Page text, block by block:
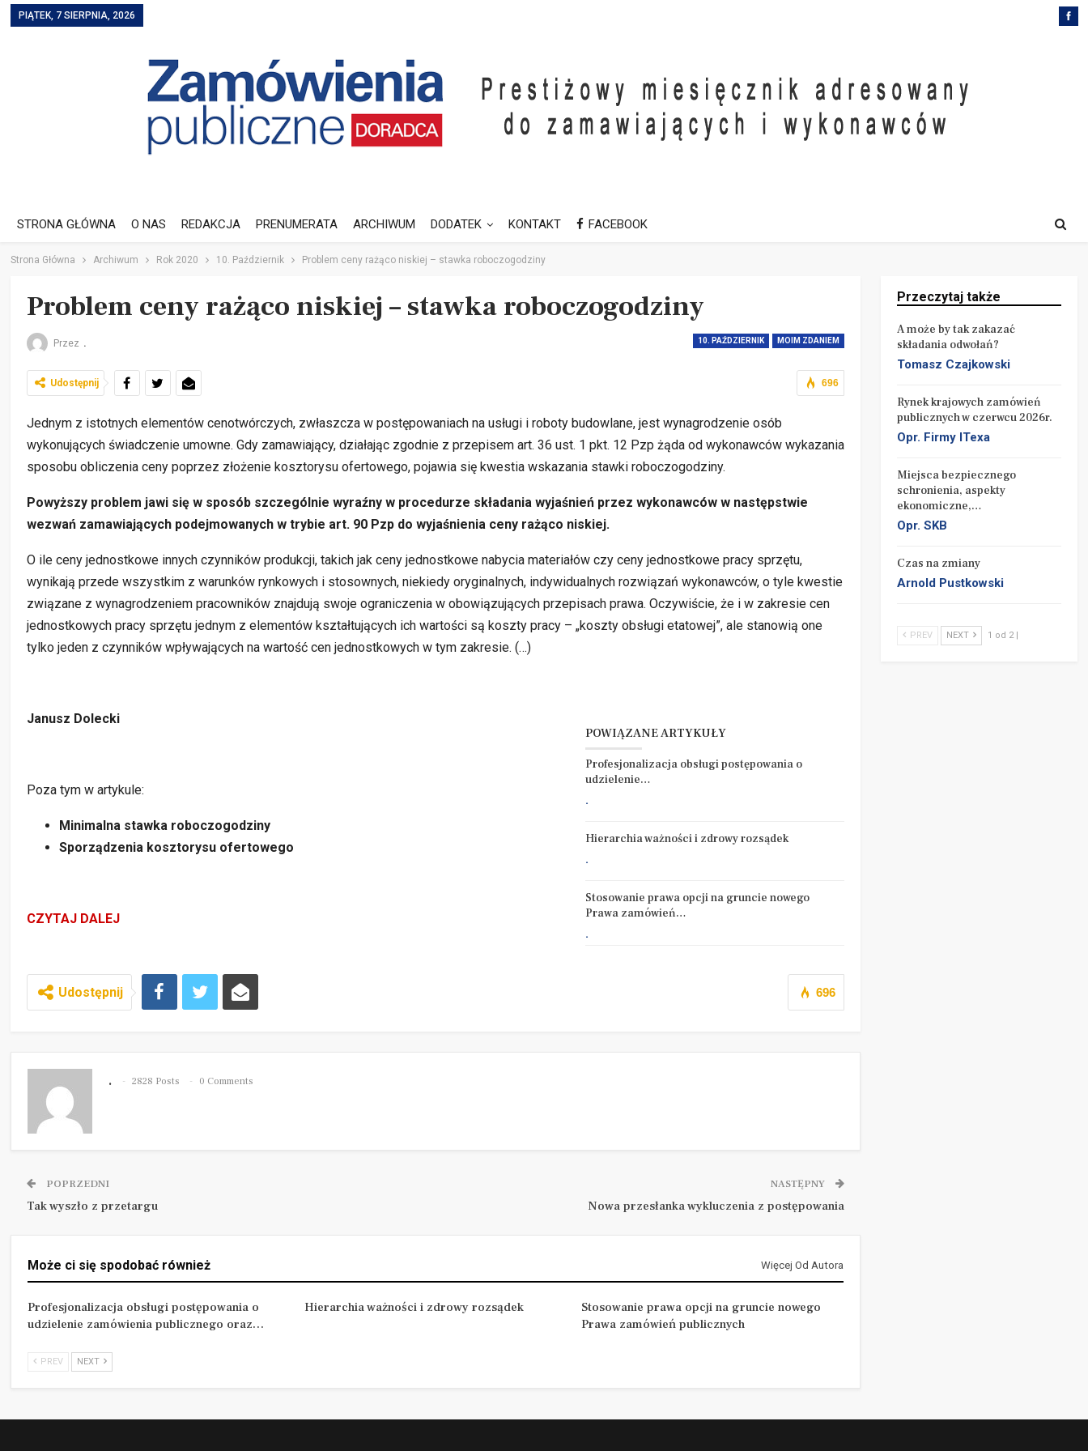
PIĄTEK, 7 SIERPNIA, 2026
STRONA GŁÓWNA O NAS REDAKCJA PRENUMERATA ARCHIWUM DODATEK KONTAKT FACEBOOK
Strona Główna Archiwum Rok 2020 10. Październik Problem ceny rażąco niskiej – stawka roboczogodziny
Problem ceny rażąco niskiej – stawka roboczogodziny
10. PAŹDZIERNIK MOIM ZDANIEM
Przez .
696
Udostępnij
Jednym z istotnych elementów cenotwórczych, zwłaszcza w postępowaniach na usługi i roboty budowlane, jest wynagrodzenie osób
wykonujących świadczenie umowne. Gdy zamawiający, działając zgodnie z przepisem art. 36 ust. 1 pkt. 12 Pzp żąda od wykonawców wykazania
sposobu obliczenia ceny poprzez złożenie kosztorysu ofertowego, pojawia się kwestia wskazania stawki roboczogodziny.
Powyższy problem jawi się w sposób szczególnie wyraźny w procedurze składania wyjaśnień przez wykonawców w następstwie
wezwań zamawiających podejmowanych w trybie art. 90 Pzp do wyjaśnienia ceny rażąco niskiej.
O ile ceny jednostkowe innych czynników produkcji, takich jak ceny jednostkowe nabycia materiałów czy ceny jednostkowe pracy sprzętu,
wynikają przede wszystkim z warunków rynkowych i stosownych, niekiedy oryginalnych, indywidualnych rozwiązań wykonawców, o tyle kwestie
związane z wynagrodzeniem pracowników znajdują swoje ograniczenia w obowiązujących przepisach prawa. Oczywiście, że i w zakresie cen
jednostkowych pracy sprzętu jednym z elementów kształtujących ich wartości są koszty pracy – „koszty obsługi etatowej”, ale stanowią one
tylko jeden z czynników wpływających na wartość cen jednostkowych w tym zakresie. (…)
POWIĄZANE ARTYKUŁY
Profesjonalizacja obsługi postępowania o
udzielenie…
.
Hierarchia ważności i zdrowy rozsądek
.
Stosowanie prawa opcji na gruncie nowego
Prawa zamówień…
.
Janusz Dolecki
Poza tym w artykule:
Minimalna stawka roboczogodziny
Sporządzenia kosztorysu ofertowego
CZYTAJ DALEJ
696
Udostępnij
. 2828 Posts 0 Comments
POPRZEDNI
Tak wyszło z przetargu
NASTĘPNY
Nowa przesłanka wykluczenia z postępowania
Może ci się spodobać również Więcej Od Autora
Profesjonalizacja obsługi postępowania o
udzielenie zamówienia publicznego oraz…
Hierarchia ważności i zdrowy rozsądek
Stosowanie prawa opcji na gruncie nowego
Prawa zamówień publicznych
PREV NEXT
Przeczytaj także
A może by tak zakazać
składania odwołań?
Tomasz Czajkowski
Rynek krajowych zamówień
publicznych w czerwcu 2026r.
Opr. Firmy ITexa
Miejsca bezpiecznego
schronienia, aspekty
ekonomiczne,…
Opr. SKB
Czas na zmiany
Arnold Pustkowski
PREV NEXT 1 od 2 |